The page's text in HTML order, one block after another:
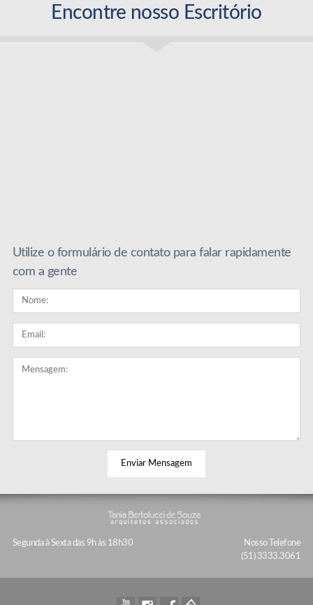
Encontre nosso Escritório
Utilize o formulário de contato para falar rapidamente
com a gente
Segunda à Sexta das 9h às 18h30
Nosso Telefone
(51) 3333.3061